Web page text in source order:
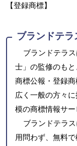
【登録商標】
ブランドテラ
ブランドテラ
士」の監修のも
商標公報・登録
広く一般の方々
模の商標情報サー
ブランドテラ
用問わず、無料